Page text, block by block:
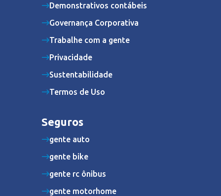
Demonstrativos contábeis
Governança Corporativa
Trabalhe com a gente
Privacidade
Sustentabilidade
Termos de Uso
Seguros
gente auto
gente bike
gente rc ônibus
gente motorhome